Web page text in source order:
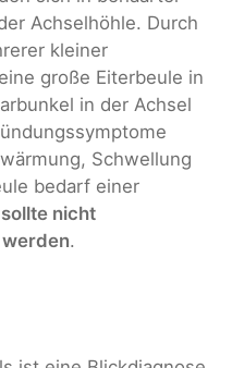
Achselhöhle. Durch
kleiner
große Eiterbeule in
in der Achsel
Schwellung
bedarf einer
sollte nicht
.